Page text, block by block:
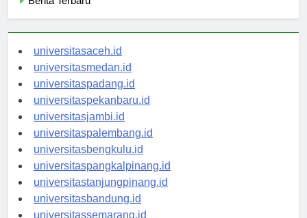
universitasaceh.id
universitasmedan.id
universitaspadang.id
universitaspekanbaru.id
universitasjambi.id
universitaspalembang.id
universitasbengkulu.id
universitaspangkalpinang.id
universitastanjungpinang.id
universitasbandung.id